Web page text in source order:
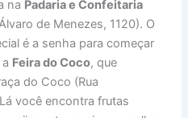
na Padaria e Confeitaria
de Menezes, 1120). O
é a senha para começar
Feira do Coco, que
do Coco (Rua
você encontra frutas